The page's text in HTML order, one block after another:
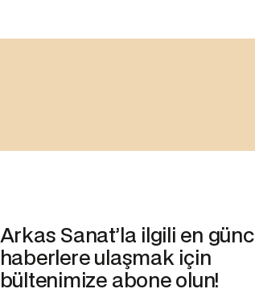
Arkas Sanat’la ilgili en
haberlere ulaşmak için
bültenimize abone olun!